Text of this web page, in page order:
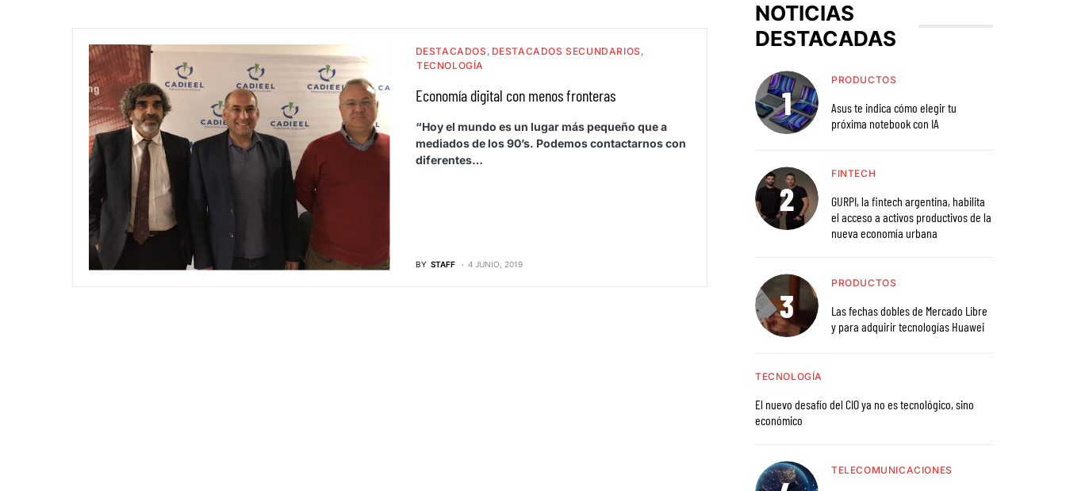
DESTACADOS DESTACADOS SECUNDARIOS
TECNOLOGÍA
Economía digital con menos fronteras
“Hoy el mundo es un lugar más pequeño que a
mediados de los 90’s. Podemos contactarnos con
diferentes…
BY STAFF 4 JUNIO, 2019
NOTICIAS
DESTACADAS
PRODUCTOS
Asus te indica cómo elegir tu
próxima notebook con IA
FINTECH
GURPI, la fintech argentina, habilita
el acceso a activos productivos de la
nueva economía urbana
PRODUCTOS
Las fechas dobles de Mercado Libre
y para adquirir tecnologías Huawei
TECNOLOGÍA
El nuevo desafío del CIO ya no es tecnológico, sino
económico
TELECOMUNICACIONES